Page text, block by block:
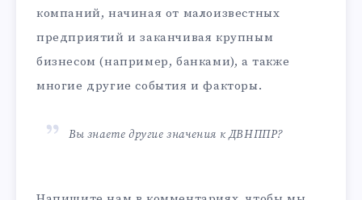
компаний, начиная от малоизвестных
предприятий и заканчивая крупным
бизнесом (например, банками), а также
многие другие события и факторы.
Вы знаете другие значения к ДВНППР?